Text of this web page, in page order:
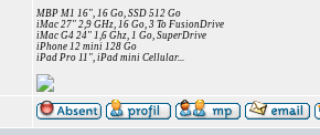
MBP M1 16", 16 Go, SSD 512 Go
iMac 27" 2,9 GHz, 16 Go, 3 To FusionDrive
iMac G4 24" 1,6 Ghz, 1 Go, SuperDrive
iPhone 12 mini 128 Go
iPad Pro 11", iPad mini Cellular...